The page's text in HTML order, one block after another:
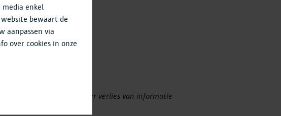
lay-out) zonder verlies van informatie
enkel
bewaart de
aanpassen via
over cookies in onze